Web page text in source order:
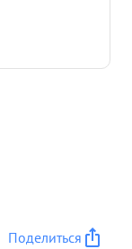
Поделиться